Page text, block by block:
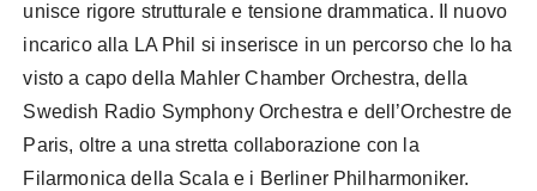
unisce rigore strutturale e tensione drammatica. Il nuovo
incarico alla LA Phil si inserisce in un percorso che lo ha
visto a capo della Mahler Chamber Orchestra, della
Swedish Radio Symphony Orchestra e dell’Orchestre de
Paris, oltre a una stretta collaborazione con la
Filarmonica della Scala e i Berliner Philharmoniker.